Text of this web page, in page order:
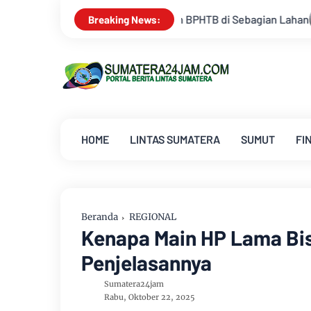
Breaking News:
BPHTB di Sebagian Lahan Kemarau Memuncak, Debit
HOME LINTAS SUMATERA SUMUT
Beranda REGIONAL
Kenapa Main HP Lama
Penjelasannya
Sumatera24jam
Rabu, Oktober 22, 2025